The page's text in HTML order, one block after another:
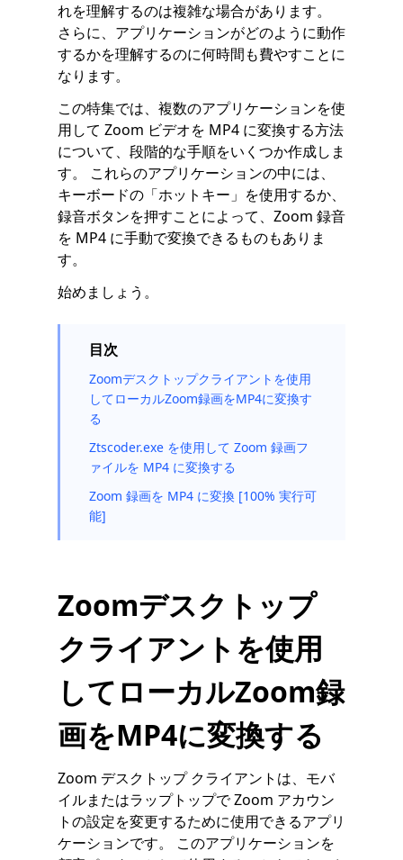
れを理解するのは複雑な場合があります。
さらに、アプリケーションがどのように動作
するかを理解するのに何時間も費やすことに
なります。
この特集では、複数のアプリケーションを使
用して Zoom ビデオを MP4 に変換する方法
について、段階的な手順をいくつか作成しま
す。 これらのアプリケーションの中には、
キーボードの「ホットキー」を使用するか、
録音ボタンを押すことによって、Zoom 録音
を MP4 に手動で変換できるものもありま
す。
始めましょう。
目次
Zoomデスクトップクライアントを使用
してローカルZoom録画をMP4に変換す
る
Ztscoder.exe を使用して Zoom 録画フ
ァイルを MP4 に変換する
Zoom 録画を MP4 に変換 [100% 実行可
能]
Zoomデスクトップ
クライアントを使用
してローカルZoom録
画をMP4に変換する
Zoom デスクトップ クライアントは、モバ
イルまたはラップトップで Zoom アカウン
トの設定を変更するために使用できるアプリ
ケーションです。 このアプリケーションを